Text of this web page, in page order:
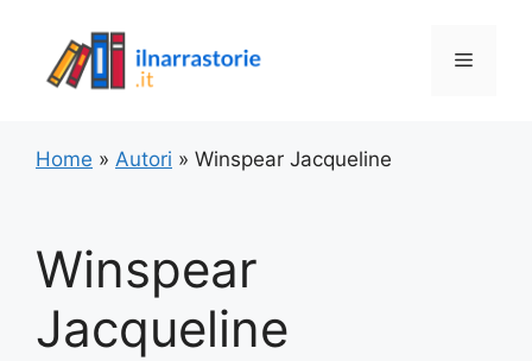
contenuto
Menu
Home » Autori » Winspear Jacqueline
Winspear
Jacqueline